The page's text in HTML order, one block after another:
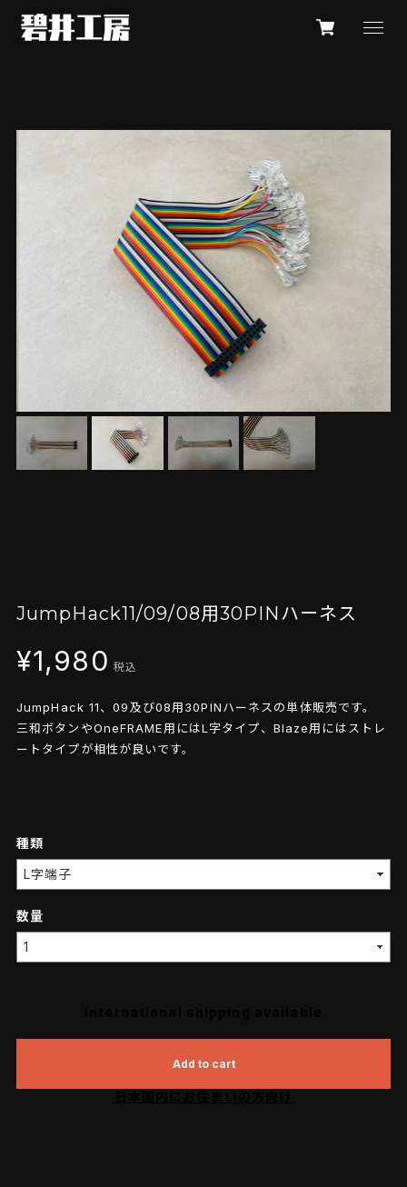
JumpHack11/09/08用30PINハーネス
¥1,980 税込
JumpHack 11、09及び08用30PINハーネスの単体販売です。
三和ボタンやOneFRAME用にはL字タイプ、Blaze用にはストレ
ートタイプが相性が良いです。
種類
数量
Add to cart